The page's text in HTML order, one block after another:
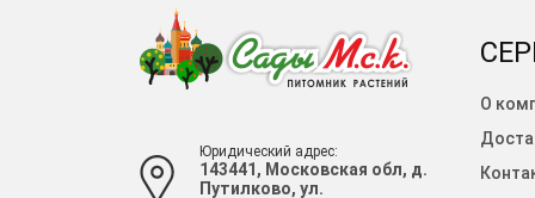
Юридический адрес:
143441, Московская обл, д.
Путилково, ул.
О